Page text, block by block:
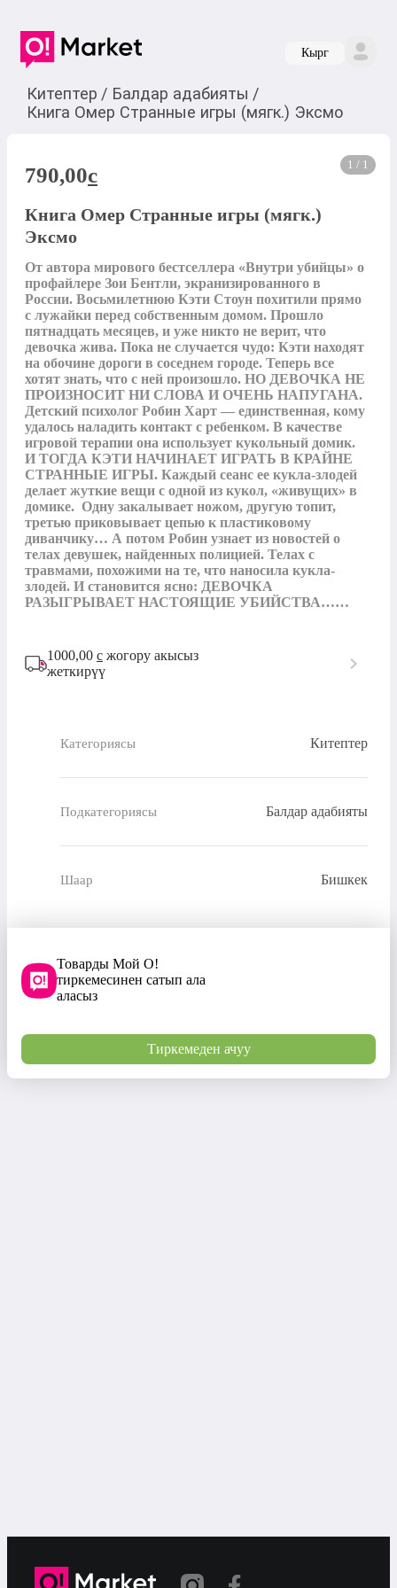
Кырг
Китептер / Балдар адабияты /
Книга Омер Странные игры (мягк.) Эксмо
1 / 1
790,00c
Книга Омер Странные игры (мягк.)
Эксмо
От автора мирового бестселлера «Внутри убийцы» о
профайлере Зои Бентли, экранизированного в
России. Восьмилетнюю Кэти Стоун похитили прямо
с лужайки перед собственным домом. Прошло
пятнадцать месяцев, и уже никто не верит, что
девочка жива. Пока не случается чудо: Кэти находят
на обочине дороги в соседнем городе. Теперь все
хотят знать, что с ней произошло. НО ДЕВОЧКА НЕ
ПРОИЗНОСИТ НИ СЛОВА И ОЧЕНЬ НАПУГАНА.
Детский психолог Робин Харт — единственная, кому
удалось наладить контакт с ребенком. В качестве
игровой терапии она использует кукольный домик.
И ТОГДА КЭТИ НАЧИНАЕТ ИГРАТЬ В КРАЙНЕ
СТРАННЫЕ ИГРЫ. Каждый сеанс ее кукла-злодей
делает жуткие вещи с одной из кукол, «живущих» в
домике.  Одну закалывает ножом, другую топит,
третью приковывает цепью к пластиковому
диванчику… А потом Робин узнает из новостей о
телах девушек, найденных полицией. Телах с
травмами, похожими на те, что наносила кукла-
злодей. И становится ясно: ДЕВОЧКА
РАЗЫГРЫВАЕТ НАСТОЯЩИЕ УБИЙСТВА……
1000,00 с жогору акысыз
жеткирүү
Категориясы Китептер
Подкатегориясы Балдар адабияты
Шаар Бишкек
Товарды Мой О!
тиркемесинен сатып ала
аласыз
Тиркемеден ачуу